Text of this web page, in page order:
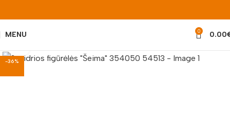
MENU 0 0.00
-36%